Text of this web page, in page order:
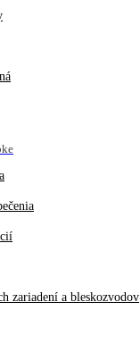
zariadení a bleskozvodov